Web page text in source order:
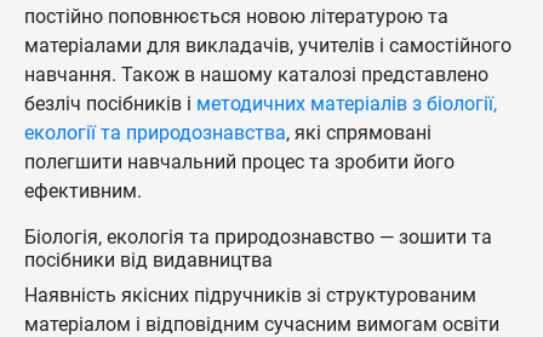
постійно поповнюється новою літературою та
матеріалами для викладачів, учителів і самостійного
навчання. Також в нашому каталозі представлено
безліч посібників і методичних матеріалів з біології,
екології та природознавства, які спрямовані
полегшити навчальний процес та зробити його
ефективним.
Біологія, екологія та природознавство — зошити та
посібники від видавництва
Наявність якісних підручників зі структурованим
матеріалом і відповідним сучасним вимогам освіти